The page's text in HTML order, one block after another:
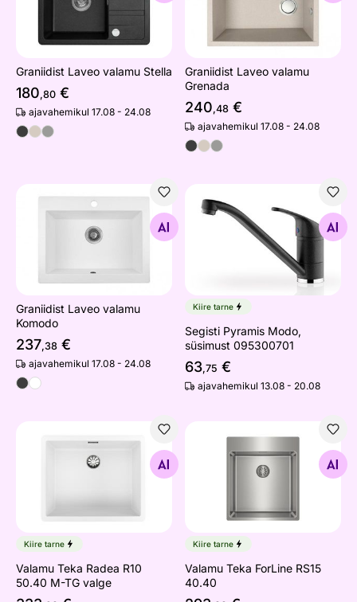
Graniidist Laveo valamu Stella
180,80 €
ajavahemikul 17.08 - 24.08
Graniidist Laveo valamu
Grenada
240,48 €
ajavahemikul 17.08 - 24.08
Graniidist Laveo valamu Komodo
Otsi sarnaseid
Graniidist Laveo valamu
Komodo
237,38 €
ajavahemikul 17.08 - 24.08
Segisti Pyramis Modo,
Otsi sarnaseid
Kiire tarne
Segisti Pyramis Modo,
süsimust 095300701
63,75 €
ajavahemikul 13.08 - 20.08
Valamu Teka Radea R10 50.40 M-TG valge
Otsi sarnaseid
Kiire tarne
Valamu Teka Radea R10
50.40 M-TG valge
Valamu Teka ForLine RS15
Otsi sarnaseid
Kiire tarne
Valamu Teka ForLine RS15
40.40